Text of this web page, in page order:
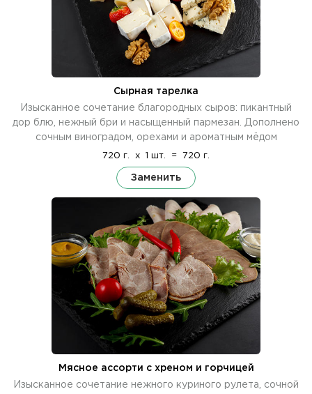
Сырная тарелка
Изысканное сочетание благородных сыров: пикантный
дор блю, нежный бри и насыщенный пармезан. Дополнено
сочным виноградом, орехами и ароматным мёдом
720 г. x 1 шт. = 720 г.
Заменить
Мясное ассорти с хреном и горчицей
Изысканное сочетание нежного куриного рулета, сочной